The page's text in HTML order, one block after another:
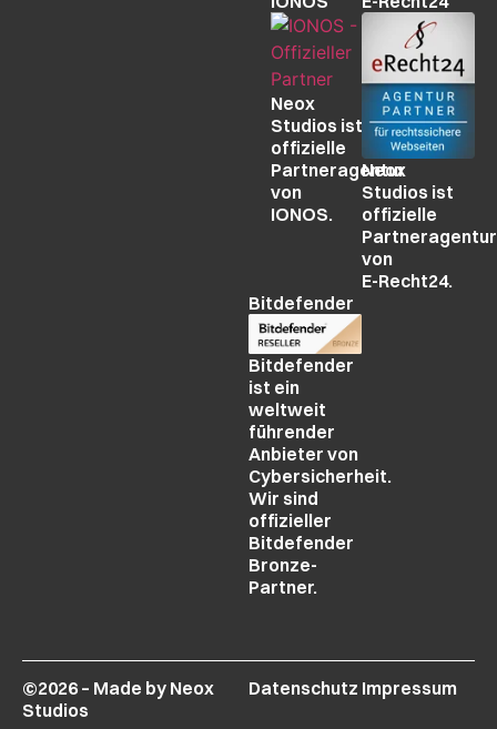
Bitdefender
Bitdefender
ist ein
weltweit
führender
Anbieter von
Cybersicherheit.
Wir sind
offizieller
Bitdefender
Bronze-
Partner.
Neox
Studios ist
offizielle
Partneragentur
von
IONOS.
Neox
Studios ist
offizielle
Partneragentur
von
E-Recht24.
©2026 – Made by Neox
Studios
Datenschutz Impressum